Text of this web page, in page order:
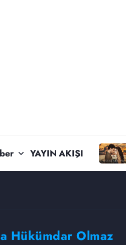
YAYIN AKIŞI
Hükümdar Olmaz